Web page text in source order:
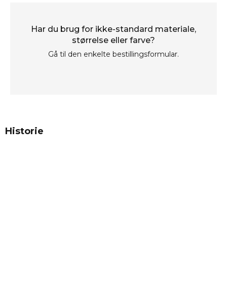
Har du brug for ikke-standard materiale,
størrelse eller farve?
Gå til den enkelte bestillingsformular.
Historie